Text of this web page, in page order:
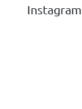
Instagram